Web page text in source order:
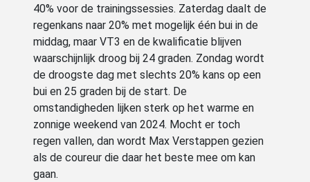
40% voor de trainingssessies. Zaterdag daalt de
regenkans naar 20% met mogelijk één bui in de
middag, maar VT3 en de kwalificatie blijven
waarschijnlijk droog bij 24 graden. Zondag wordt
de droogste dag met slechts 20% kans op een
bui en 25 graden bij de start. De
omstandigheden lijken sterk op het warme en
zonnige weekend van 2024. Mocht er toch
regen vallen, dan wordt Max Verstappen gezien
als de coureur die daar het beste mee om kan
gaan.